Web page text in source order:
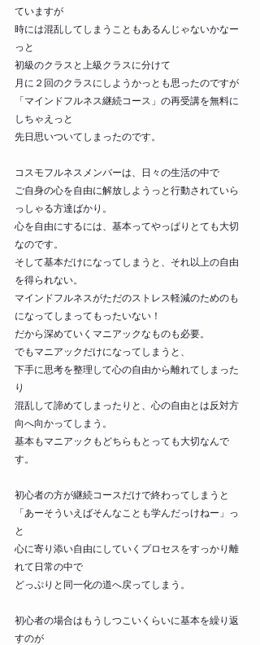
ていますが
時には混乱してしまうこともあるんじゃないかなー
っと
初級のクラスと上級クラスに分けて
月に２回のクラスにしようかっとも思ったのですが
「マインドフルネス継続コース」の再受講を無料に
しちゃえっと
先日思いついてしまったのです。
コスモフルネスメンバーは、日々の生活の中で
ご自身の心を自由に解放しようっと行動されていら
っしゃる方達ばかり。
心を自由にするには、基本ってやっぱりとても大切
なのです。
そして基本だけになってしまうと、それ以上の自由
を得られない。
マインドフルネスがただのストレス軽減のためのも
になってしまってもったいない！
だから深めていくマニアックなものも必要。
でもマニアックだけになってしまうと、
下手に思考を整理して心の自由から離れてしまった
り
混乱して諦めてしまったりと、心の自由とは反対方
向へ向かってしまう。
基本もマニアックもどちらもとっても大切なんで
す。
初心者の方が継続コースだけで終わってしまうと
「あーそういえばそんなことも学んだっけねー」っ
と
心に寄り添い自由にしていくプロセスをすっかり離
れて日常の中で
どっぷりと同一化の道へ戻ってしまう。
初心者の場合はもうしつこいくらいに基本を繰り返
すのが